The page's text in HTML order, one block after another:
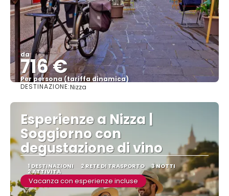
da
716 €
Per persona (tariffa dinamica)
DESTINAZIONE:Nizza
Esperienze a Nizza |
Soggiorno con
degustazione di vino
1 DESTINAZIONI 2 RETE DI TRASPORTO 3 NOTTI
2 ATTIVITÀ
Vacanza con esperienze incluse